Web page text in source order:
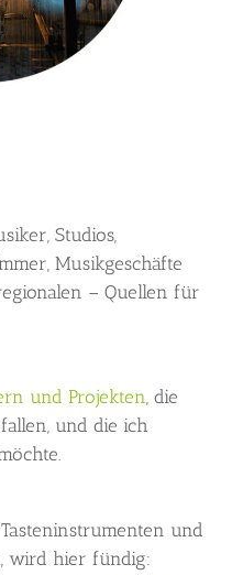
Studios,
Musikgeschäfte
– Quellen für
und Projekten, die
und die ich
und
wird hier fündig: